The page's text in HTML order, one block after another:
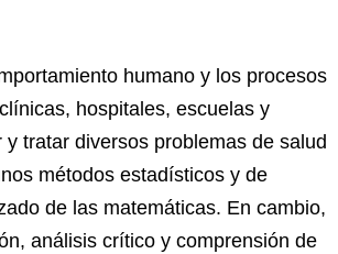
humano y los procesos
hospitales, escuelas y
tratar diversos problemas de salud
métodos estadísticos y de
de las matemáticas. En cambio,
análisis crítico y comprensión de